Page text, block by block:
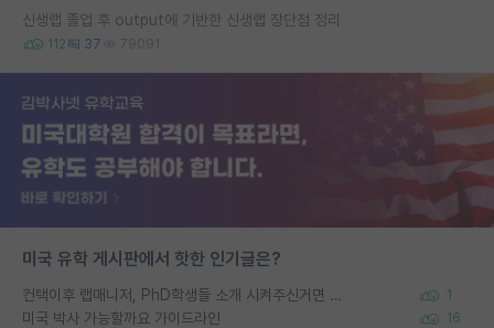
신생랩 졸업 후 output에 기반한 신생랩 장단점 정리
112 37 79091
미국 유학 게시판에서 핫한 인기글은?
컨택이후 랩매니저, PhD학생들 소개 시켜주신거면 거의 컨펌에 가깝나요? 1
미국 박사 가능할까요 가이드라인 16